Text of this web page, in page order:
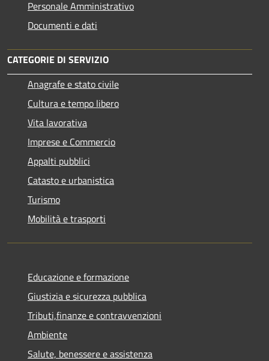
Personale Amministrativo
Documenti e dati
CATEGORIE DI SERVIZIO
Anagrafe e stato civile
Cultura e tempo libero
Vita lavorativa
Imprese e Commercio
Appalti pubblici
Catasto e urbanistica
Turismo
Mobilità e trasporti
Educazione e formazione
Giustizia e sicurezza pubblica
Tributi,finanze e contravvenzioni
Ambiente
Salute, benessere e assistenza